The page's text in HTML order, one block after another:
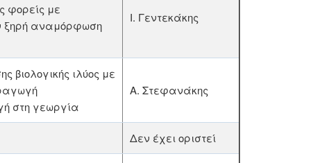
φορείς με
ξηρή αναμόρφωση
Ι. Γεντεκάκης
βιολογικής ιλύος με
στη γεωργία
Α. Στεφανάκης
Δεν έχει οριστεί